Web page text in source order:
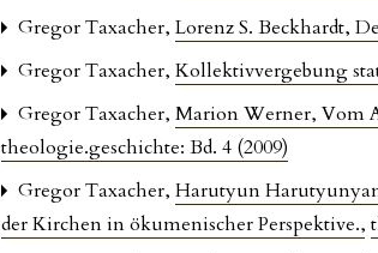
Gregor Taxacher,Lorenz S. Beckhardt,
Gregor Taxacher,Kollektivvergebung
Gregor Taxacher,Marion Werner, Vom
theologie.geschichte: Bd. 4 (2009)
Gregor Taxacher,Harutyun
der Kirchen in ökumenischer Perspektive.,